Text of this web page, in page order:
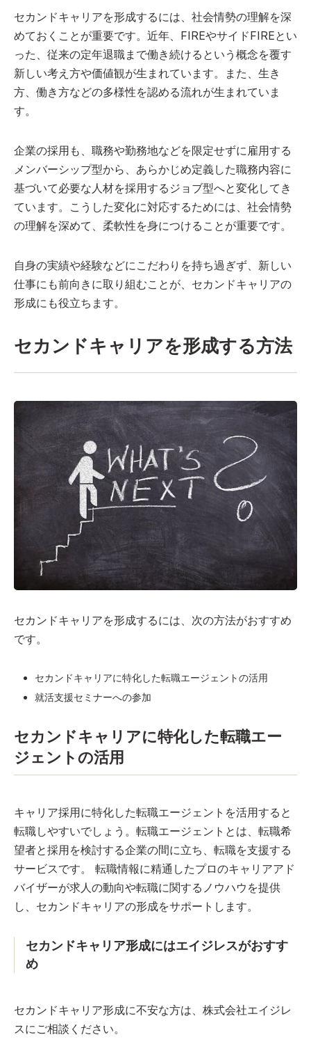
セカンドキャリアを形成するには、社会情勢の理解を深
めておくことが重要です。近年、FIREやサイドFIREとい
った、従来の定年退職まで働き続けるという概念を覆す
新しい考え方や価値観が生まれています。また、生き
方、働き方などの多様性を認める流れが生まれていま
す。
企業の採用も、職務や勤務地などを限定せずに雇用する
メンバーシップ型から、あらかじめ定義した職務内容に
基づいて必要な人材を採用するジョブ型へと変化してき
ています。こうした変化に対応するためには、社会情勢
の理解を深めて、柔軟性を身につけることが重要です。
自身の実績や経験などにこだわりを持ち過ぎず、新しい
仕事にも前向きに取り組むことが、セカンドキャリアの
形成にも役立ちます。
セカンドキャリアを形成する方法
セカンドキャリアを形成するには、次の方法がおすすめ
です。
セカンドキャリアに特化した転職エージェントの活用
就活支援セミナーへの参加
セカンドキャリアに特化した転職エー
ジェントの活用
キャリア採用に特化した転職エージェントを活用すると
転職しやすいでしょう。転職エージェントとは、転職希
望者と採用を検討する企業の間に立ち、転職を支援する
サービスです。 転職情報に精通したプロのキャリアアド
バイザーが求人の動向や転職に関するノウハウを提供
し、セカンドキャリアの形成をサポートします。
セカンドキャリア形成にはエイジレスがおすす
め
セカンドキャリア形成に不安な方は、株式会社エイジレ
スにご相談ください。